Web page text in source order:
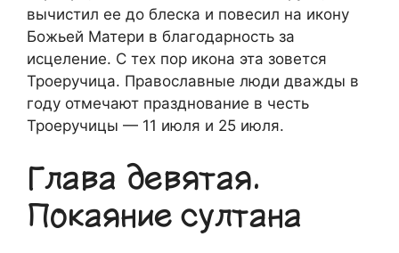
вычистил ее до блеска и повесил на икону
Божьей Матери в благодарность за
исцеление. С тех пор икона эта зовется
Троеручица. Православные люди дважды в
году отмечают празднование в честь
Троеручицы — 11 июля и 25 июля.
Глава девятая.
Покаяние султана